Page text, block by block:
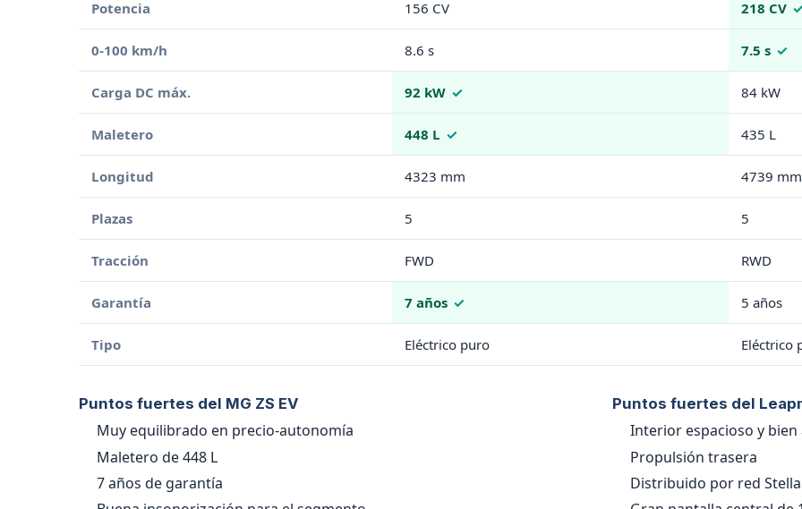
Potencia 156 CV 218 CV
0-100 km/h 8.6 s 7.5 s
Carga DC máx. 92 kW 84 kW
Maletero 448 L 435 L
Longitud 4323 mm 4739 mm
Plazas 5 5
Tracción FWD RWD
Garantía 7 años 5 años
Tipo Eléctrico puro Eléctrico
Puntos fuertes del MG ZS EV
Muy equilibrado en precio-autonomía
Maletero de 448 L
7 años de garantía
Puntos fuertes del
Interior espacioso y bien
Propulsión trasera
Distribuido por red